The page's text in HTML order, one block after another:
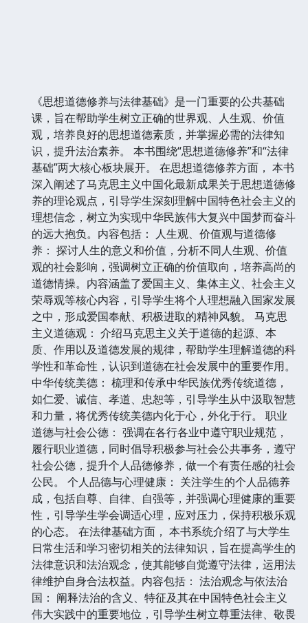
《思想道德修养与法律基础》是一门重要的公共基础
课，旨在帮助学生树立正确的世界观、人生观、价值
观，培养良好的思想道德素质，并掌握必需的法律知
识，提升法治素养。 本书围绕“思想道德修养”和“法律
基础”两大核心板块展开。 在思想道德修养方面， 本书
深入阐述了马克思主义中国化最新成果关于思想道德修
养的理论观点，引导学生深刻理解中国特色社会主义的
理想信念，树立为实现中华民族伟大复兴中国梦而奋斗
的远大抱负。内容包括： 人生观、价值观与道德修
养： 探讨人生的意义和价值，分析不同人生观、价值
观的社会影响，强调树立正确的价值取向，培养高尚的
道德情操。内容涵盖了爱国主义、集体主义、社会主义
荣辱观等核心内容，引导学生将个人理想融入国家发展
之中，形成爱国奉献、积极进取的精神风貌。 马克思
主义道德观： 介绍马克思主义关于道德的起源、本
质、作用以及道德发展的规律，帮助学生理解道德的科
学性和革命性，认识到道德在社会发展中的重要作用。
中华传统美德： 梳理和传承中华民族优秀传统道德，
如仁爱、诚信、孝道、忠恕等，引导学生从中汲取智慧
和力量，将优秀传统美德内化于心，外化于行。 职业
道德与社会公德： 强调在各行各业中遵守职业规范，
履行职业道德，同时倡导积极参与社会公共事务，遵守
社会公德，提升个人品德修养，做一个有责任感的社会
公民。 个人品德与心理健康： 关注学生的个人品德养
成，包括自尊、自律、自强等，并强调心理健康的重要
性，引导学生学会调适心理，应对压力，保持积极乐观
的心态。 在法律基础方面， 本书系统介绍了与大学生
日常生活和学习密切相关的法律知识，旨在提高学生的
法律意识和法治观念，使其能够自觉遵守法律，运用法
律维护自身合法权益。内容包括： 法治观念与依法治
国： 阐释法治的含义、特征及其在中国特色社会主义
伟大实践中的重要地位，引导学生树立尊重法律、敬畏